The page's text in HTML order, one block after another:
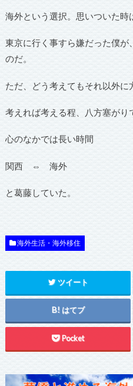
海外という選択。思いついた時
東京に行く事すら嫌だった僕が
のだ。
ただ、どう考えてもそれ以外に
考えれば考える程、八方塞がり
心のなかでは長い時間
関西 ⇔ 海外
と葛藤していた。
海外生活・海外移住
ツイート
はてブ
Pocket